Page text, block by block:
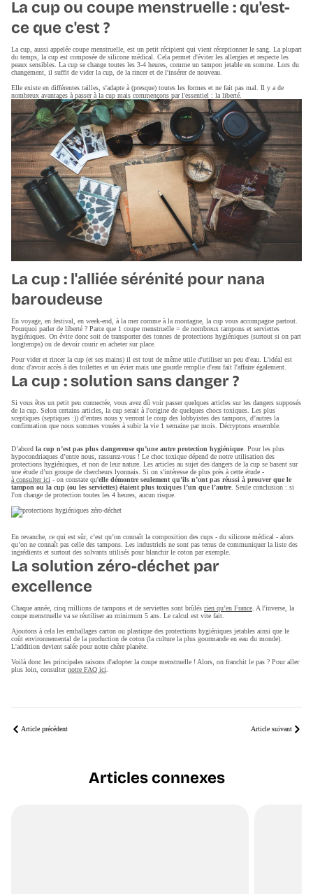
La cup ou coupe menstruelle : qu'est-
ce que c'est ?
La cup, aussi appelée coupe menstruelle, est un petit récipient qui vient réceptionner le sang. La plupart
du temps, la cup est composée de silicone médical. Cela permet d'éviter les allergies et respecte les
peaux sensibles. La cup se change toutes les 3-4 heures, comme un tampon jetable en somme. Lors du
changement, il suffit de vider la cup, de la rincer et de l'insérer de nouveau.
Elle existe en différentes tailles, s'adapte à (presque) toutes les formes et ne fait pas mal. Il y a de
nombreux avantages à passer à la cup mais commençons par l'essentiel : la liberté.
La cup : l'alliée sérénité pour nana
baroudeuse
En voyage, en festival, en week-end, à la mer comme à la montagne, la cup vous accompagne partout.
Pourquoi parler de liberté ? Parce que 1 coupe menstruelle = de nombreux tampons et serviettes
hygiéniques. On évite donc soit de transporter des tonnes de protections hygiéniques (surtout si on part
longtemps) ou de devoir courir en acheter sur place.
Pour vider et rincer la cup (et ses mains) il est tout de même utile d'utiliser un peu d'eau. L'idéal est
donc d'avoir accès à des toilettes et un évier mais une gourde remplie d'eau fait l'affaire également.
La cup : solution sans danger ?
Si vous êtes un petit peu connectée, vous avez dû voir passer quelques articles sur les dangers supposés
de la cup. Selon certains articles , la cup serait à l'origine de quelques chocs toxiques. Les plus
sceptiques (septiques :)) d’entres nous y verront le coup des lobbyistes des tampons, d’autres la
confirmation que nous sommes vouées à subir la vie 1 semaine par mois. Décryptons ensemble.
D’abord la cup n’est pas plus dangereuse qu’une autre protection hygiénique . Pour les plus
hypocondriaques d’entre nous, rassurez-vous ! Le choc toxique dépend de notre utilisation des
protections hygiéniques, et non de leur nature. Les articles au sujet des dangers de la cup se basent sur
une étude d’un groupe de chercheurs lyonnais. Si on s'intéresse de plus près à cette étude -
à consulter ici - on constate qu'elle démontre seulement qu’ils n’ont pas réussi à prouver que le
tampon ou la cup (ou les serviettes) étaient plus toxiques l’un que l’autre . Seule conclusion : si
l'on change de protection toutes les 4 heures, aucun risque.
En revanche, ce qui est sûr, c’est qu’on connaît la composition des cups - du silicone médical - alors
qu’on ne connaît pas celle des tampons. Les industriels ne sont pas tenus de communiquer la liste des
ingrédients et surtout des solvants utilisés pour blanchir le coton par exemple.
La solution zéro-déchet par
excellence
Chaque année, cinq millions de tampons et de serviettes sont brûlés rien qu’en France . A l'inverse, la
coupe menstruelle va se réutiliser au minimum 5 ans. Le calcul est vite fait.
Ajoutons à cela les emballages carton ou plastique des protections hygiéniques jetables ainsi que le
coût environnemental de la production de coton (la culture la plus gourmande en eau du monde).
L'addition devient salée pour notre chère planète.
Voilà donc les principales raisons d'adopter la coupe menstruelle ! Alors, on franchit le pas ? Pour aller
plus loin, consulternotre FAQ ici
Article précédent Article suivant
Articles connexes